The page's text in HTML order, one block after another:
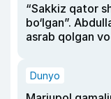
“Sakkiz qator
bo‘lgan”.
asrab qolgan
Dunyo